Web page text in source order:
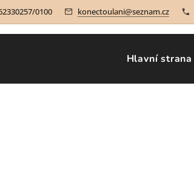
0100 konectoulani@seznam.cz
Hlavní strana